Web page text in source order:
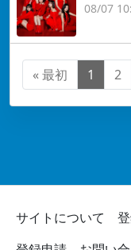
08/07
« 最初 1 2
サイトについて